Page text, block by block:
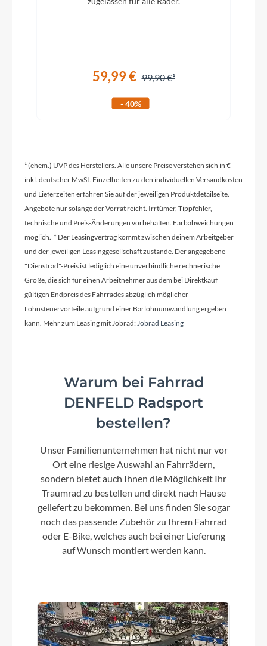
Griffe
FIT Fast Charger 36V 6A
Schaltwerk
Shimano XT, 12 Gang, 10-51t
Rahmenmaterial
Carbon
Kurbelgarnitur
Kassette
Shimano XT CS-M8100, 12 speed, 10-51t
Lenker mit Vorbau 780mm
Farbe
Black Shading Satin
Dämpfer
Motor
Panasonic GX Ultimate FIT 25/90Nm
59,99 € 99,90 €
- 40%
¹ (ehem.) UVP des Herstellers. Alle unsere Preise verstehen sich in €
inkl. deutscher MwSt. Einzelheiten zu den individuellen Versandkosten
und Lieferzeiten erfahren Sie auf der jeweiligen Produktdetailseite.
Angebote nur solange der Vorrat reicht. Irrtümer, Tippfehler,
technische und Preis-Änderungen vorbehalten. Farbabweichungen
möglich. * Der Leasingvertrag kommt zwischen deinem Arbeitgeber
und der jeweiligen Leasinggesellschaft zustande. Der angegebene
"Dienstrad"-Preis ist lediglich eine unverbindliche rechnerische
Größe, die sich für einen Arbeitnehmer aus dem bei Direktkauf
gültigen Endpreis des Fahrrades abzüglich möglicher
Lohnsteuervorteile aufgrund einer Barlohnumwandlung ergeben
kann. Mehr zum Leasing mit Jobrad:Jobrad Leasing
Warum bei Fahrrad
DENFELD Radsport
bestellen?
Unser Familienunternehmen hat nicht nur vor
Ort eine riesige Auswahl an Fahrrädern,
sondern bietet auch Ihnen die Möglichkeit Ihr
Traumrad zu bestellen und direkt nach Hause
geliefert zu bekommen. Bei uns finden Sie sogar
noch das passende Zubehör zu Ihrem Fahrrad
oder E-Bike, welches auch bei einer Lieferung
auf Wunsch montiert werden kann.